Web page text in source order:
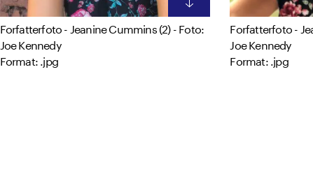
Forfatterfoto - Jeanine Cummins (2) - Foto:
Joe Kennedy
Format: .jpg
Forfatterfoto -
Joe Kennedy
Format: .jpg